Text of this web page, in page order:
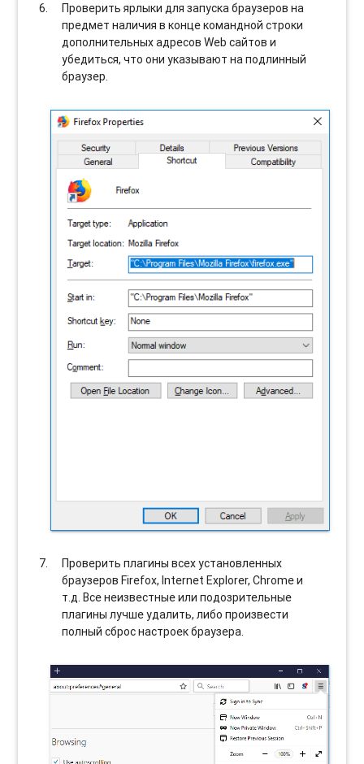
Проверить ярлыки для запуска браузеров на
предмет наличия в конце командной строки
дополнительных адресов Web сайтов и
убедиться, что они указывают на подлинный
браузер.
Проверить плагины всех установленных
браузеров Firefox, Internet Explorer, Chrome и
т.д. Все неизвестные или подозрительные
плагины лучше удалить, либо произвести
полный сброс настроек браузера.